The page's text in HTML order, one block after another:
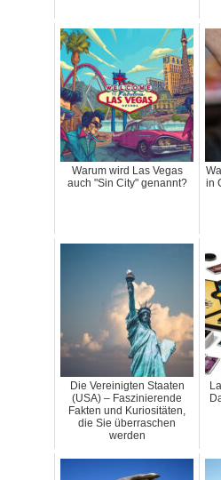
Warum wird Las Vegas
auch "Sin City" genannt?
in
Die Vereinigten Staaten
(USA) – Faszinierende
Fakten und Kuriositäten,
die Sie überraschen
werden